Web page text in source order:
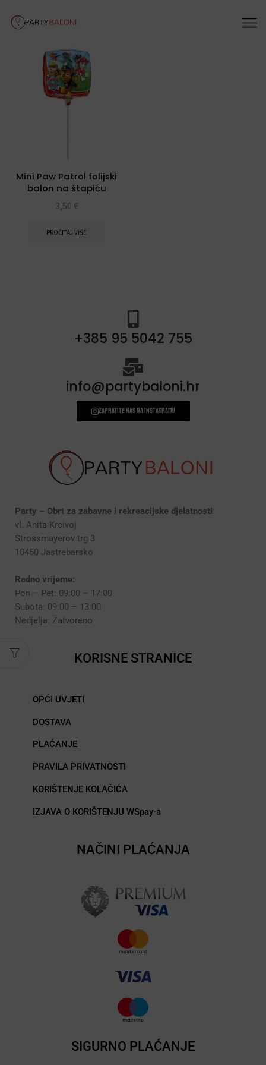
Mini Paw Patrol folijski
balon na štapiću
3,50 €
PROČITAJ VIŠE
+385 95 5042 755
info@partybaloni.hr
Zapratite nas na instagramu
Party – Obrt za zabavne i rekreacijske djelatnosti
vl. Anita Krcivoj
Strossmayerov trg 3
10450 Jastrebarsko
Radno vrijeme:
Pon – Pet: 09:00 – 17:00
Subota: 09:00 – 13:00
Nedjelja: Zatvoreno
KORISNE STRANICE
OPĆI UVJETI
DOSTAVA
PLAĆANJE
PRAVILA PRIVATNOSTI
KORIŠTENJE KOLAČIĆA
IZJAVA O KORIŠTENJU WSpay-a
NAČINI PLAĆANJA
SIGURNO PLAĆANJE